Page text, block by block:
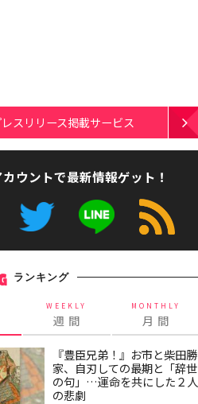
スリリース掲載サービス
ウントで最新情報ゲット！
ランキング
WEEKLY
週 間
MONTHLY
月 間
『豊臣兄弟！』お市と柴田勝
家、自刃しての最期と「辞世
の句」…運命を共にした２人
の悲劇